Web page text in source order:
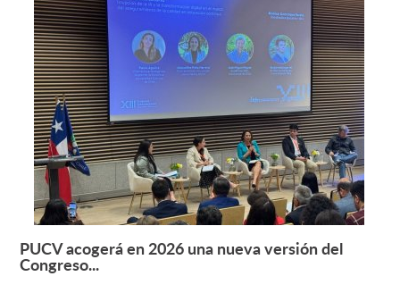
Leer más +
PUCV acogerá en 2026 una nueva versión del
Congreso...